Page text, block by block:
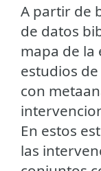
A partir de
de datos
mapa de la
estudios
con
En estos
las